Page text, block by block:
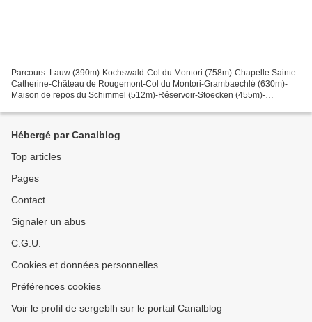
Parcours: Lauw (390m)-Kochswald-Col du Montori (758m)-Chapelle Sainte
Catherine-Château de Rougemont-Col du Montori-Grambaechlé (630m)-
Maison de repos du Schimmel (512m)-Réservoir-Stoecken (455m)-
Hébergé par Canalblog
Top articles
Pages
Contact
Signaler un abus
C.G.U.
Cookies et données personnelles
Préférences cookies
Voir le profil de sergeblh sur le portail Canalblog